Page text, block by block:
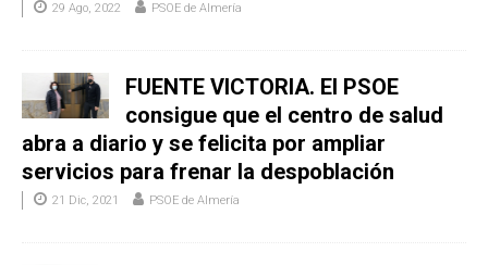
29 Ago, 2022 PSOE de Almería
FUENTE VICTORIA. El PSOE
consigue que el centro de salud
abra a diario y se felicita por ampliar
servicios para frenar la despoblación
21 Dic, 2021 PSOE de Almería